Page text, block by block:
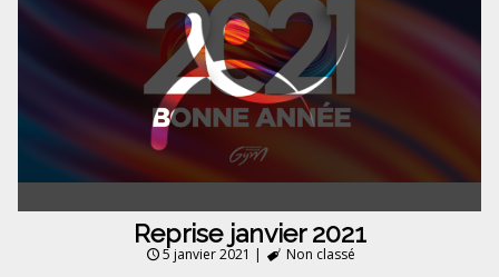
Reprise janvier 2021
5 janvier 2021 | Non classé